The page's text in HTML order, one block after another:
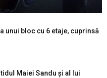
unui bloc cu 6 etaje, cuprinsă
Maiei Sandu și al lui